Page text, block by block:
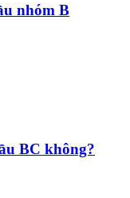
nhóm B
BC không?